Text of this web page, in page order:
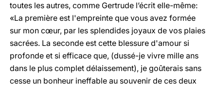
toutes les autres, comme Gertrude l’écrit elle-même:
«La première est l'empreinte que vous avez formée
sur mon cœur, par les splendides joyaux de vos plaies
sacrées. La seconde est cette blessure d'amour si
profonde et si efficace que, (dussé-je vivre mille ans
dans le plus complet délaissement), je goûterais sans
cesse un bonheur ineffable au souvenir de ces deux